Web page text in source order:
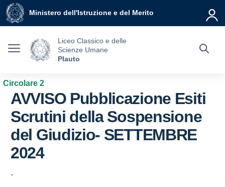
Vai ai contenuti
Vai al menu di navigazione
Vai al footer
Ministero dell'Istruzione e del Merito
Liceo Classico e delle
Scienze Umane
Plauto
Circolare 2
AVVISO Pubblicazione Esiti
Scrutini della Sospensione
del Giudizio- SETTEMBRE
2024
.